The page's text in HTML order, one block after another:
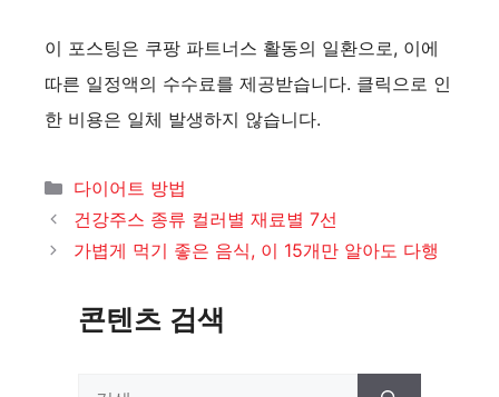
이 포스팅은 쿠팡 파트너스 활동의 일환으로, 이에
따른 일정액의 수수료를 제공받습니다. 클릭으로 인
한 비용은 일체 발생하지 않습니다.
카
테
리
다이어트 방법
건강주스 종류 컬러별 재료별 7선
가볍게 먹기 좋은 음식, 이 15개만 알아도 다행
콘텐츠 검색